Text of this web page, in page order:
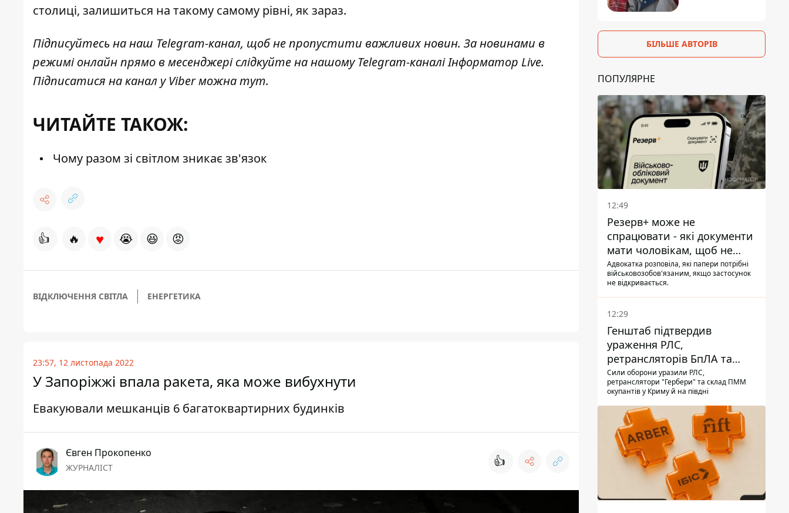
столиці, залишиться на такому самому рівні, як зараз.
Підписуйтесь на наш Telegram-канал, щоб не пропустити важливих новин. За новинами в
режимі онлайн прямо в месенджері слідкуйте на нашому Telegram-каналіІнформатор Live.
Підписатися на канал у Viber можнатут.
ЧИТАЙТЕ ТАКОЖ:
Чому разом зі світлом зникає зв'язок
👍 🔥 ♥ 😭 😆 😡
ВІДКЛЮЧЕННЯ СВІТЛА ЕНЕРГЕТИКА
23:57, 12 листопада 2022
У Запоріжжі впала ракета, яка може вибухнути
Евакуювали мешканців 6 багатоквартирних будинків
Євген Прокопенко
ЖУРНАЛІСТ 👍
БІЛЬШЕ АВТОРІВ
ПОПУЛЯРНЕ
12:49
Резерв+ може не
спрацювати - які документи
мати чоловікам, щоб не
потрапити до ТЦК
Адвокатка розповіла, які папери потрібні
військовозобов'язаним, якщо застосунок
не відкривається.
12:29
Генштаб підтвердив
ураження РЛС,
ретрансляторів БпЛА та
інших військових об'єктів
РФ у Криму й на півдні
Сили оборони уразили РЛС,
ретранслятори "Гербери" та склад ПММ
окупантів у Криму й на півдні